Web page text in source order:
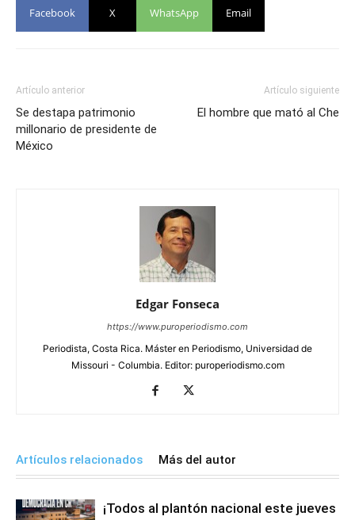
Facebook X WhatsApp Email
Artículo anterior
Se destapa patrimonio
millonario de presidente de
México
Artículo siguiente
El hombre que mató al Che
Edgar Fonseca
https://www.puroperiodismo.com
Periodista, Costa Rica. Máster en Periodismo, Universidad de
Missouri - Columbia. Editor: puroperiodismo.com
Artículos relacionados Más del autor
¡Todos al plantón nacional este jueves